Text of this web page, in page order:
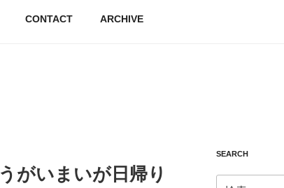
CONTACT ARCHIVE
がいまいが日帰り
SEARCH